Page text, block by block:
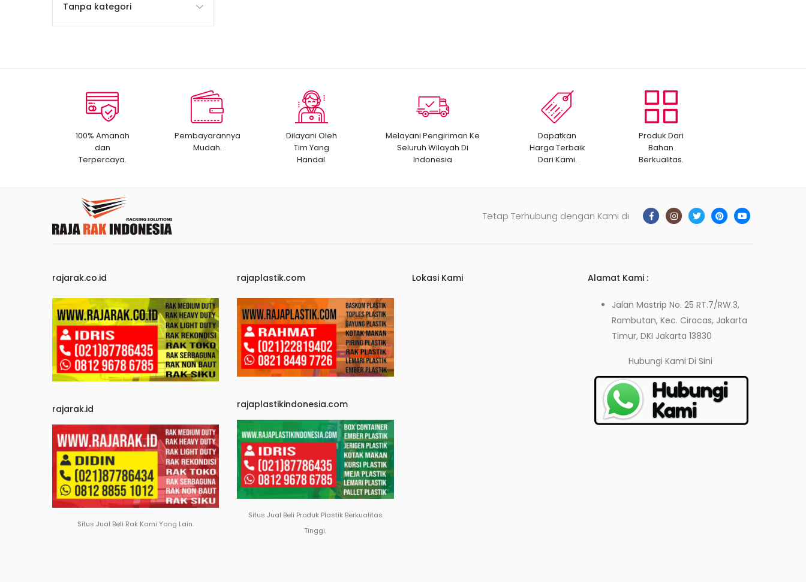
Tanpa kategori
100% Amanah
dan
Terpercaya.
Pembayarannya
Mudah.
Dilayani Oleh
Tim Yang
Handal.
Melayani Pengiriman Ke
Seluruh Wilayah Di
Indonesia
Dapatkan
Harga Terbaik
Dari Kami.
Produk Dari
Bahan
Berkualitas.
Tetap Terhubung dengan Kami di
rajarak.co.id
rajarak.id
Situs Jual Beli Rak Kami Yang Lain.
rajaplastik.com
rajaplastikindonesia.com
Situs Jual Beli Produk Plastik Berkualitas
Tinggi.
Lokasi Kami Alamat Kami :
Jalan Mastrip No. 25 RT.7/RW.3,
Rambutan, Kec. Ciracas, Jakarta
Timur, DKI Jakarta 13830
Hubungi KamiDi Sini